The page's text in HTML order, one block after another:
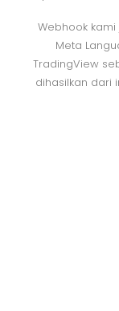
Webhook
Meta
TradingView
dihasilkan dari